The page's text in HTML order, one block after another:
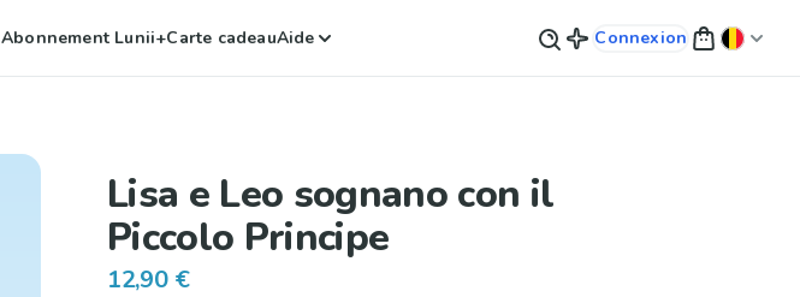
Abonnement Lunii+Carte cadeauAide Connexion
Lisa e Leo sognano con il
Piccolo Principe
12,90 €